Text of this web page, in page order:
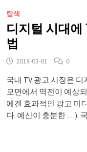
탐색
디지털 시대에
법
2018-03-01 0
국내 TV 광고 시장은
모면에서 역전이 예상
에겐 효과적인 광고 미
다. 예산이 충분한 …).